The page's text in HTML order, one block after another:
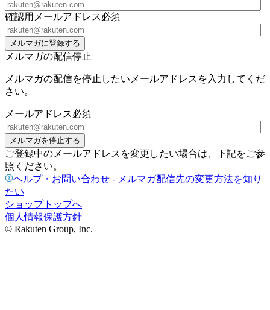
確認用メールアドレス必須
メルマガに登録する
メルマガの配信停止
メルマガの配信を停止したいメールアドレスを入力してくだ
さい。
メールアドレス必須
メルマガを停止する
ご登録中のメールアドレスを変更したい場合は、下記をご参
照ください。
ヘルプ・お問い合わせ - メルマガ配信先の変更方法を知り
たい
ショップトップへ
個人情報保護方針
© Rakuten Group, Inc.